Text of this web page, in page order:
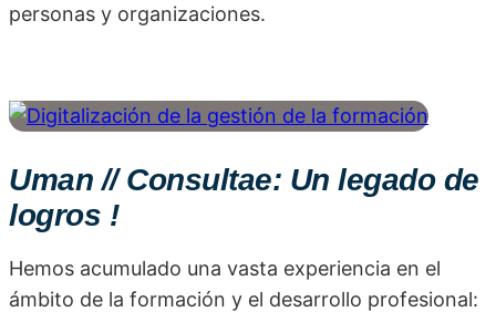
personas y organizaciones.
Uman // Consultae: Un legado de
logros !
Hemos acumulado una vasta experiencia en el
ámbito de la formación y el desarrollo profesional: